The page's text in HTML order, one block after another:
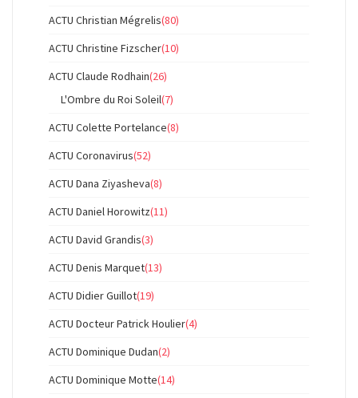
ACTU Christian Mégrelis(80)
ACTU Christine Fizscher(10)
ACTU Claude Rodhain(26)
L'Ombre du Roi Soleil(7)
ACTU Colette Portelance(8)
ACTU Coronavirus(52)
ACTU Dana Ziyasheva(8)
ACTU Daniel Horowitz(11)
ACTU David Grandis(3)
ACTU Denis Marquet(13)
ACTU Didier Guillot(19)
ACTU Docteur Patrick Houlier(4)
ACTU Dominique Dudan(2)
ACTU Dominique Motte(14)